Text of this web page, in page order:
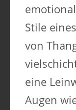
Stile
von
eine
Augen